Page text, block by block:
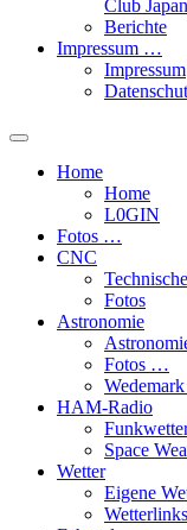
Club Japan
Berichte
Impressum …
Impressum
Toggle
search
field
Home
Home
L​0​​GIN
Fotos …
CNC
Fotos
Astronomie
Fotos …
HAM-Radio
Space
Wetter
Eigene